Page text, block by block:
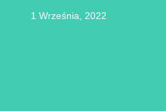
1 Września, 2022